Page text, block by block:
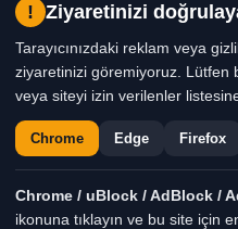
Giriş: 08-08-2026 11:23
! Ziyaretinizi
Tarayıcınızdaki reklam veya
ziyaretinizi göremiyoruz. Lütfen
veya siteyi izin verilenler
Chrome Edge Firefox
Chrome / uBlock / AdBlock /
ikonuna tıklayın ve bu site için